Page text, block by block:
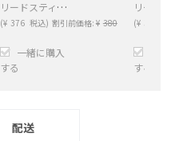
リードスティック（Charcoal）
(¥ 376 税込) 割引前価格: ¥ 380
一緒に購入
する
(¥
する
配送